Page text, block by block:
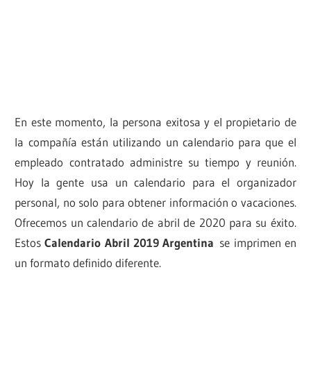
En este momento, la persona exitosa y el propietario de
la compañía están utilizando un calendario para que el
empleado contratado administre su tiempo y reunión.
Hoy la gente usa un calendario para el organizador
personal, no solo para obtener información o vacaciones.
Ofrecemos un calendario de abril de 2020 para su éxito.
EstosCalendario Abril 2019 Argentina se imprimen en
un formato definido diferente.